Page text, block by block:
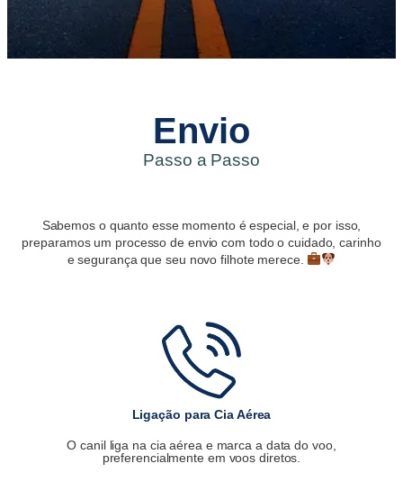
Envio
Passo a Passo
Sabemos o quanto esse momento é especial, e por isso,
preparamos um processo de envio com todo o cuidado, carinho
e segurança que seu novo filhote merece.
Ligação para Cia Aérea
O canil liga na cia aérea e marca a data do voo,
preferencialmente em voos diretos.